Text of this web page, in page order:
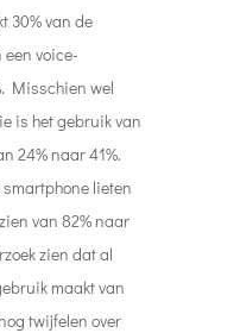
30% van de
voice-
Misschien wel
is het gebruik van
24% naar 41%.
lieten
van 82% naar
zien dat al
maakt van
twijfelen over